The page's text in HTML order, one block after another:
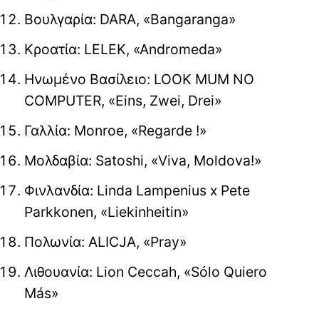
Βουλγαρία: DARA, «Bangaranga»
Κροατία: LELEK, «Andromeda»
Ηνωμένο Βασίλειο: LOOK MUM NO
COMPUTER, «Eins, Zwei, Drei»
Γαλλία: Monroe, «Regarde !»
Μολδαβία: Satoshi, «Viva, Moldova!»
Φινλανδία: Linda Lampenius x Pete
Parkkonen, «Liekinheitin»
Πολωνία: ALICJA, «Pray»
Λιθουανία: Lion Ceccah, «Sólo Quiero
Más»